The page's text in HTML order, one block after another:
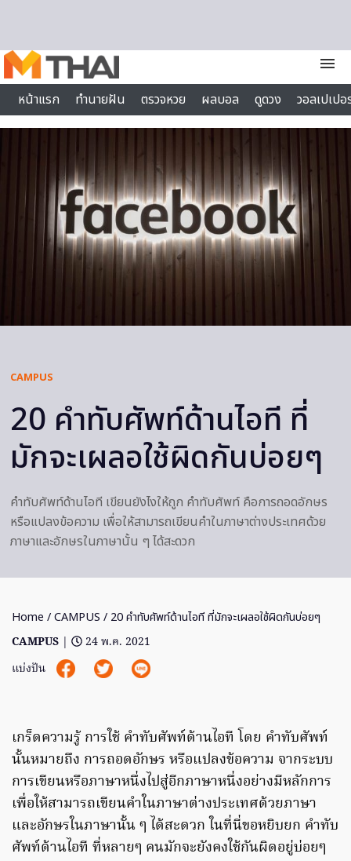
menu
หน้าแรก
ทำนายฝัน ตรวจหวย ผลบอล ดูดวง
วอลเปเป
ไลฟ์สไตล์
CAMPUS
20 คำทับศัพท์ด้านไอที ที่
มักจะเผลอใช้ผิดกันบ่อยๆ
คำทับศัพท์ด้านไอที เขียนยังไงให้ถูก คำทับศัพท์ คือการถอดอักษร
หรือแปลงข้อความ เพื่อให้สามารถเขียนคำในภาษาต่างประเทศด้วย
ภาษาและอักษรในภาษานั้น ๆ ได้สะดวก
Home /CAMPUS / 20 คำทับศัพท์ด้านไอที ที่มักจะเผลอใช้ผิดกันบ่อยๆ
CAMPUS |
24 พ.ค. 2021
แบ่งปัน
เกร็ดความรู้ การใช้ คำทับศัพท์ด้านไอที โดย คำทับศัพท์
นั้นหมายถึง การถอดอักษร หรือแปลงข้อความ จากระบบ
การเขียนหรือภาษาหนึ่งไปสู่อีกภาษาหนึ่งอย่างมีหลักการ
เพื่อให้สามารถเขียนคำในภาษาต่างประเทศด้วยภาษา
และอักษรในภาษานั้น ๆ ได้สะดวก ในที่นี่ขอหยิบยก คำทับ
ศัพท์ด้านไอที ที่หลายๆ คนมักจะยังคงใช้กันผิดอยู่บ่อยๆ